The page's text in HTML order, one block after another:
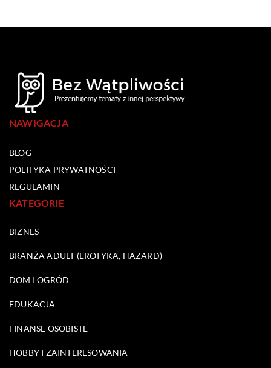
NAWIGACJA
BLOG
POLITYKA PRYWATNOŚCI
REGULAMIN
KATEGORIE
BIZNES
BRANŻA ADULT (EROTYKA, HAZARD)
DOM I OGRÓD
EDUKACJA
FINANSE OSOBISTE
HOBBY I ZAINTERESOWANIA